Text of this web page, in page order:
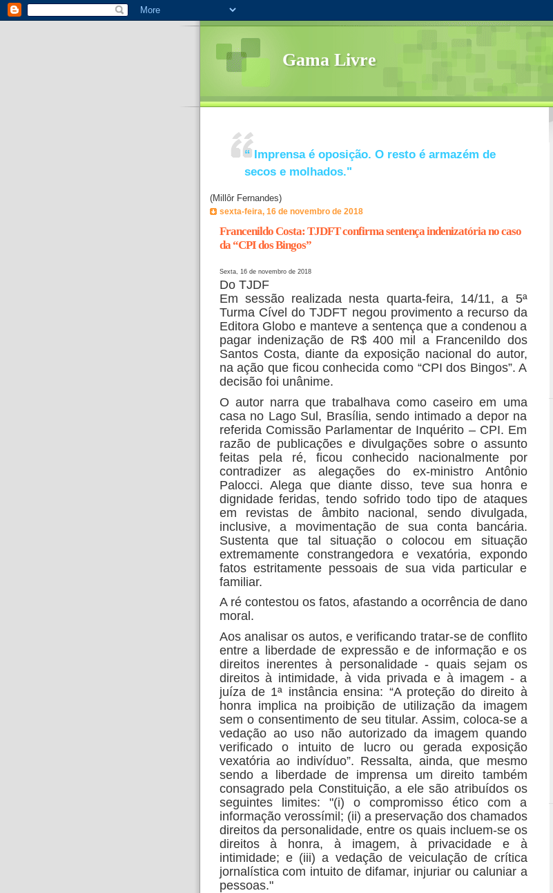
Gama Livre
“ Imprensa é oposição. O resto é armazém de
secos e molhados."
(Millôr Fernandes)
sexta-feira, 16 de novembro de 2018
Francenildo Costa: TJDFT confirma sentença indenizatória no caso
da “CPI dos Bingos”
Sexta, 16 de novembro de 2018
Do TJDF
Em sessão realizada nesta quarta-feira, 14/11, a 5ª
Turma Cível do TJDFT negou provimento a recurso da
Editora Globo e manteve a sentença que a condenou a
pagar indenização de R$ 400 mil a Francenildo dos
Santos Costa, diante da exposição nacional do autor,
na ação que ficou conhecida como “CPI dos Bingos”. A
decisão foi unânime.
O autor narra que trabalhava como caseiro em uma
casa no Lago Sul, Brasília, sendo intimado a depor na
referida Comissão Parlamentar de Inquérito – CPI. Em
razão de publicações e divulgações sobre o assunto
feitas pela ré, ficou conhecido nacionalmente por
contradizer as alegações do ex-ministro Antônio
Palocci. Alega que diante disso, teve sua honra e
dignidade feridas, tendo sofrido todo tipo de ataques
em revistas de âmbito nacional, sendo divulgada,
inclusive, a movimentação de sua conta bancária.
Sustenta que tal situação o colocou em situação
extremamente constrangedora e vexatória, expondo
fatos estritamente pessoais de sua vida particular e
familiar.
A ré contestou os fatos, afastando a ocorrência de dano
moral.
Aos analisar os autos, e verificando tratar-se de conflito
entre a liberdade de expressão e de informação e os
direitos inerentes à personalidade - quais sejam os
direitos à intimidade, à vida privada e à imagem - a
juíza de 1ª instância ensina: “A proteção do direito à
honra implica na proibição de utilização da imagem
sem o consentimento de seu titular. Assim, coloca-se a
vedação ao uso não autorizado da imagem quando
verificado o intuito de lucro ou gerada exposição
vexatória ao indivíduo”. Ressalta, ainda, que mesmo
sendo a liberdade de imprensa um direito também
consagrado pela Constituição, a ele são atribuídos os
seguintes limites: "(i) o compromisso ético com a
informação verossímil; (ii) a preservação dos chamados
direitos da personalidade, entre os quais incluem-se os
direitos à honra, à imagem, à privacidade e à
intimidade; e (iii) a vedação de veiculação de crítica
jornalística com intuito de difamar, injuriar ou caluniar a
pessoas."